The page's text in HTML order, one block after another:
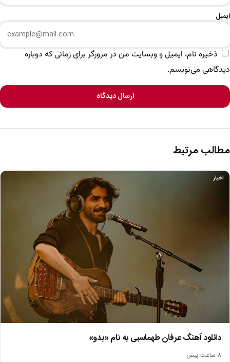
ایمیل
ذخیره نام، ایمیل و وبسایت من در مرورگر برای زمانی که دوباره
دیدگاهی می‌نویسم.
ارسال دیدگاه
مطالب مرتبط
اخبار
دانلود آهنگ عرفان طهماسبی به نام «بدو»
8 ساعت پیش